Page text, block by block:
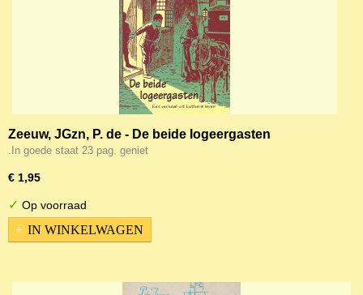
Zeeuw, JGzn, P. de - De beide logeergasten
.In goede staat 23 pag. geniet
€ 1,95
✓ Op voorraad
IN WINKELWAGEN